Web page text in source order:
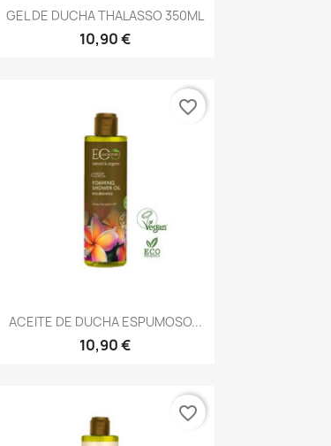
Vista rápida
GEL DE DUCHA THALASSO 350ML
10,90 €
 Vista rápida
ACEITE DE DUCHA ESPUMOSO...
10,90 €
favorite_border
favorite_border